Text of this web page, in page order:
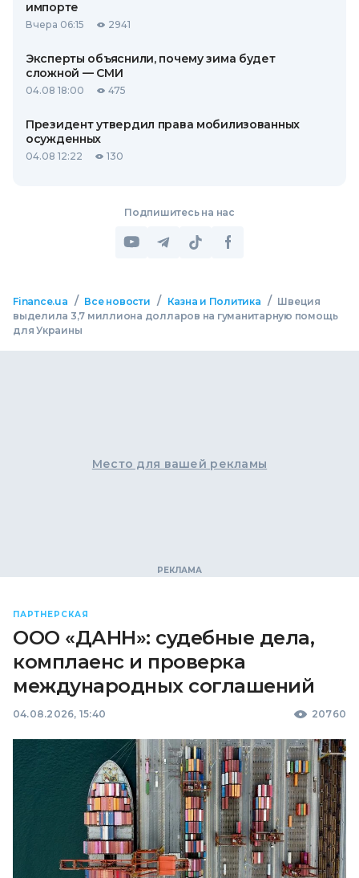
импорте
Вчера 06:15 2941
Эксперты объяснили, почему зима будет
сложной — СМИ
04.08 18:00 475
Президент утвердил права мобилизованных
осужденных
04.08 12:22 130
Подпишитесь на нас
Finance.ua / Все новости / Казна и Политика / Швеция
выделила 3,7 миллиона долларов на гуманитарную помощь
для Украины
Место для вашей рекламы
ПАРТНЕРСКАЯ
ООО «ДАНН»: судебные дела,
комплаенс и проверка
международных соглашений
04.08.2026, 15:40 20760